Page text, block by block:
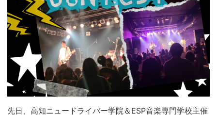
先日、高知ニュードライバー学院＆ESP音楽専門学校主催